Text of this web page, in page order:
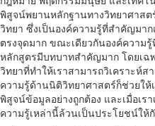
พิสูจน์พยานหลักฐานทางวิทยาศาส
วิทยา ซึ่งเป็นองค์ความรู้ที่สำคัญมา
ตรงจุดมาก ขณะเดียวกันองค์ความ
หลักสูตรมีบทบาทสำคัญมาก โดยเฉ
วิทยาที่ทำให้เราสามารถวิเคราะห์
ความรู้ด้านนิติวิทยาศาสตร์ก็ช่วยให้
พิสูจน์ข้อมูลอย่างถูกต้อง และเมื่อเร
ความรู้เหล่านี้ล้วนเป็นประโยชน์ให้